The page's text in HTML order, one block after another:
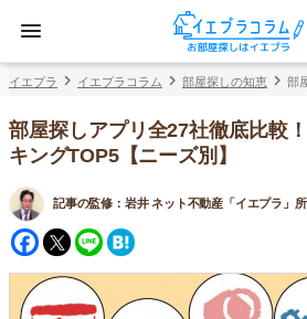
イエプラ イエプラコラム 部屋探しの知恵 部
部屋探しアプリ全27社徹底比較
キングTOP5【ニーズ別】
記事の監修： 岩井 ネット不動産「イエプラ」
Facebook
Twitter
Line